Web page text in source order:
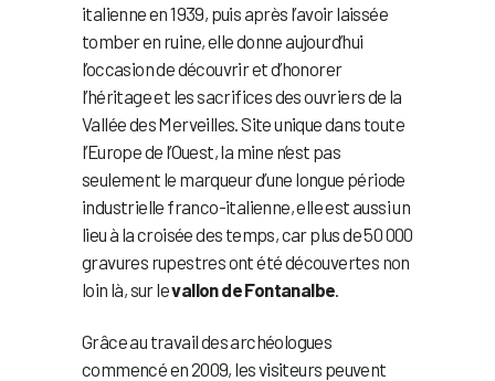
italienne en 1939, puis après l’avoir laissée
tomber en ruine, elle donne aujourd’hui
l’occasion de découvrir et d’honorer
l’héritage et les sacrifices des ouvriers de la
Vallée des Merveilles. Site unique dans toute
l’Europe de l’Ouest, la mine n’est pas
seulement le marqueur d’une longue période
industrielle franco-italienne, elle est aussi un
lieu à la croisée des temps, car plus de 50 000
gravures rupestres ont été découvertes non
loin là, sur levallon de Fontanalbe.
Grâce au travail des archéologues
commencé en 2009, les visiteurs peuvent